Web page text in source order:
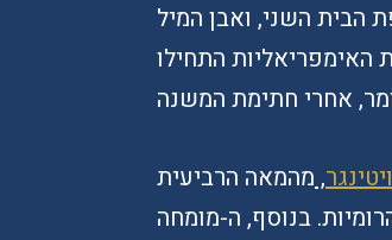
הבית השני, ואבן המיל
הרומיות האימפריאליות התחילו
,מהמאה הרביעית
בנוסף, ה-מומחה